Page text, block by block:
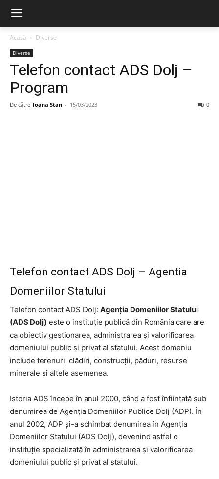
Acasă Diverse
Diverse
Telefon contact ADS Dolj –
Program
De către Ioana Stan - 15/03/2023 0
Telefon contact ADS Dolj – Agentia
Domeniilor Statului
Telefon contact ADS Dolj: Agenţia Domeniilor Statului
(ADS Dolj) este o instituţie publică din România care are
ca obiectiv gestionarea, administrarea şi valorificarea
domeniului public şi privat al statului. Acest domeniu
include terenuri, clădiri, construcţii, păduri, resurse
minerale şi altele asemenea.
Istoria ADS începe în anul 2000, când a fost înfiinţată sub
denumirea de Agenţia Domeniilor Publice Dolj (ADP). În
anul 2002, ADP şi-a schimbat denumirea în Agenţia
Domeniilor Statului (ADS Dolj), devenind astfel o
instituţie specializată în administrarea şi valorificarea
domeniului public şi privat al statului.